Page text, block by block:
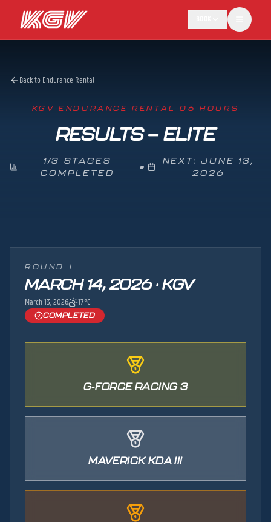
Back to Endurance Rental
KGV ENDURANCE RENTAL 06 HOURS
RESULTS — ELITE
1/3 STAGES
COMPLETED
•
NEXT: JUNE 13,
2026
ROUND 1
MARCH 14, 2026 · KGV
March 13, 2026 17°C
COMPLETED
G-FORCE RACING 3
MAVERICK KDA III